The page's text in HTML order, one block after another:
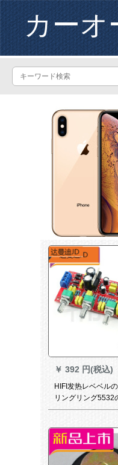
カーオ
￥ 392 円(税込)
HIFI发热レベベル
リングリング5532
の机能は前板のバ
します。